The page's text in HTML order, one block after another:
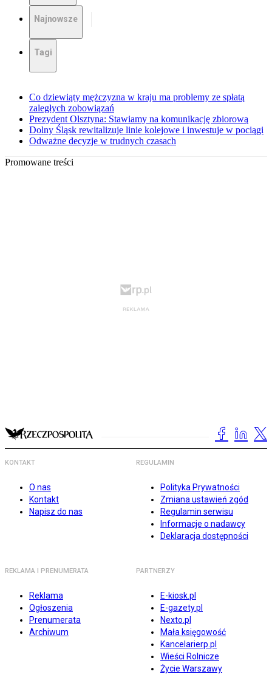
Najnowsze
Tagi
Co dziewiąty mężczyzna w kraju ma problemy ze spłatą
zaległych zobowiązań
Prezydent Olsztyna: Stawiamy na komunikację zbiorową
Dolny Śląsk rewitalizuje linie kolejowe i inwestuje w pociągi
Odważne decyzje w trudnych czasach
Promowane treści
KONTAKT
O nas
Kontakt
Napisz do nas
REGULAMIN
Polityka Prywatności
Zmiana ustawień zgód
Regulamin serwisu
Informacje o nadawcy
Deklaracja dostępności
REKLAMA I PRENUMERATA
Reklama
Ogłoszenia
Prenumerata
Archiwum
PARTNERZY
E-kiosk.pl
E-gazety.pl
Nexto.pl
Mała księgowość
Kancelarierp.pl
Wieści Rolnicze
Życie Warszawy